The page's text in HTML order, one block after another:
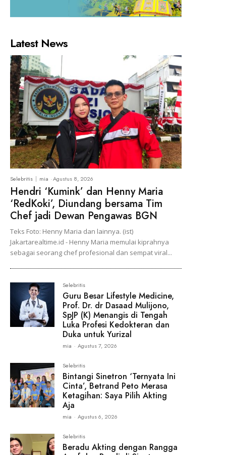
Latest News
Selebritis mia -Agustus 8, 2026
Hendri ‘Kumink’ dan Henny Maria
‘RedKoki’, Diundang bersama Tim
Chef jadi Dewan Pengawas BGN
Teks Foto: Henny Maria dan lainnya. (ist)
Jakartarealtime.id - Henny Maria memulai kiprahnya
sebagai seorang chef profesional dan sempat viral...
Selebritis
Guru Besar Lifestyle Medicine,
Prof. Dr. dr Dasaad Mulijono,
SpJP (K) Menangis di Tengah
Luka Profesi Kedokteran dan
Duka untuk Yurizal
mia - Agustus 7, 2026
Selebritis
Bintangi Sinetron ‘Ternyata Ini
Cinta’, Betrand Peto Merasa
Ketagihan: Saya Pilih Akting
Aja
mia - Agustus 6, 2026
Selebritis
Beradu Akting dengan Rangga